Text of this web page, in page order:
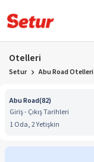
Otelleri
Setur Abu Road Otelleri
Abu Road(82)
Giriş - Çıkış Tarihleri
1 Oda, 2 Yetişkin